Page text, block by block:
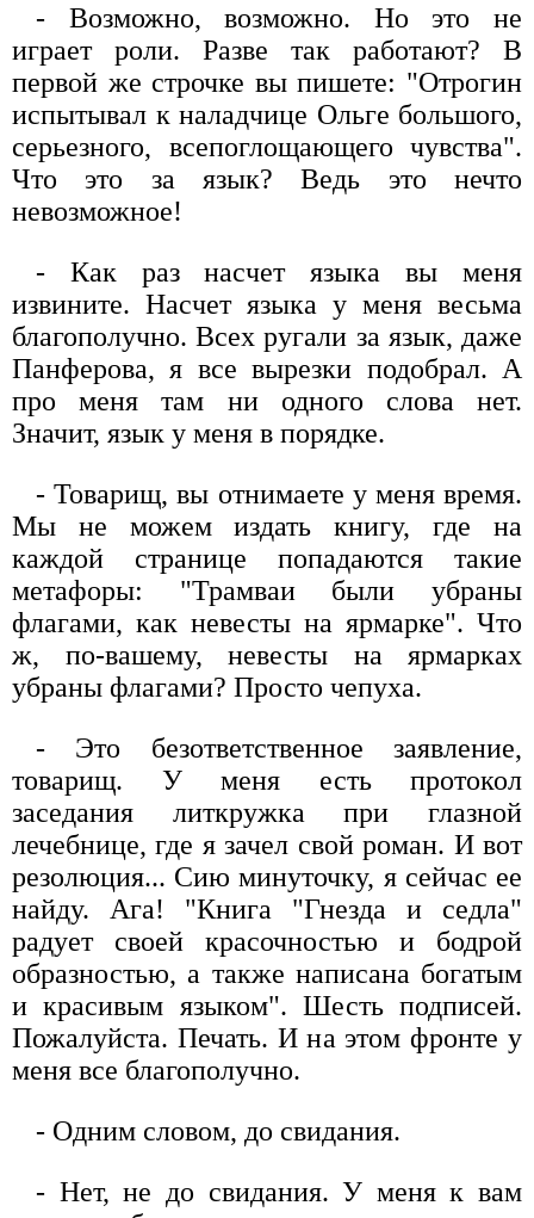
- Возможно, возможно. Но это не
играет роли. Разве так работают? В
первой же строчке вы пишете: "Отрогин
испытывал к наладчице Ольге большого,
серьезного, всепоглощающего чувства".
Что это за язык? Ведь это нечто
невозможное!
- Как раз насчет языка вы меня
извините. Насчет языка у меня весьма
благополучно. Всех ругали за язык, даже
Панферова, я все вырезки подобрал. А
про меня там ни одного слова нет.
Значит, язык у меня в порядке.
- Товарищ, вы отнимаете у меня время.
Мы не можем издать книгу, где на
каждой странице попадаются такие
метафоры: "Трамваи были убраны
флагами, как невесты на ярмарке". Что
ж, по-вашему, невесты на ярмарках
убраны флагами? Просто чепуха.
- Это безответственное заявление,
товарищ. У меня есть протокол
заседания литкружка при глазной
лечебнице, где я зачел свой роман. И вот
резолюция... Сию минуточку, я сейчас ее
найду. Ага! "Книга "Гнезда и седла"
радует своей красочностью и бодрой
образностью, а также написана богатым
и красивым языком". Шесть подписей.
Пожалуйста. Печать. И на этом фронте у
меня все благополучно.
- Одним словом, до свидания.
- Нет, не до свидания. У меня к вам